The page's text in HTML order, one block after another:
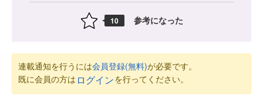
10 参考になった
連載通知を行うには会員登録(無料)が必要です。
既に会員の方は ログインを行ってください。